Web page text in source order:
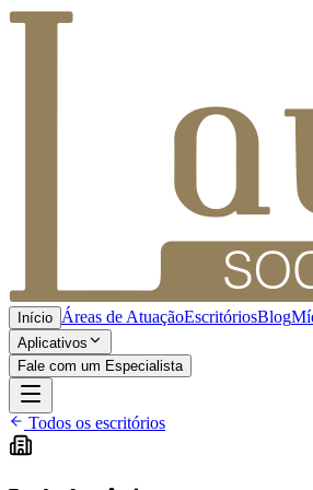
Início Áreas de AtuaçãoEscritóriosBlog
Aplicativos
Fale com um Especialista
Todos os escritórios